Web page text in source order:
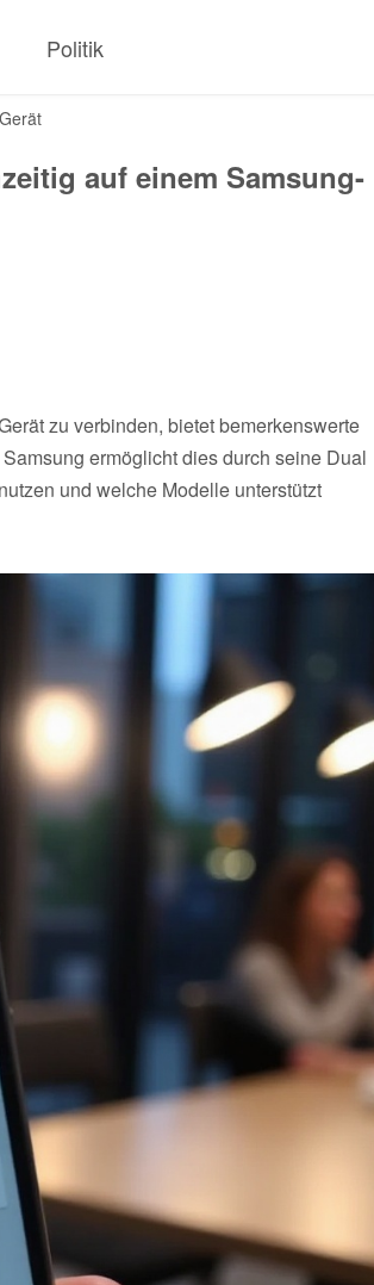
Politik
auf einem Samsung-
zu verbinden, bietet bemerkenswerte
ermöglicht dies durch seine Dual
und welche Modelle unterstützt